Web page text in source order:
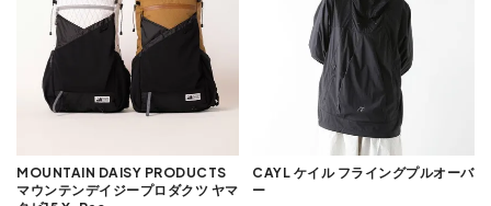
MOUNTAIN DAISY PRODUCTS
マウンテンデイジープロダクツ ヤマ
CAYL ケイル フライングプルオーバ
ー